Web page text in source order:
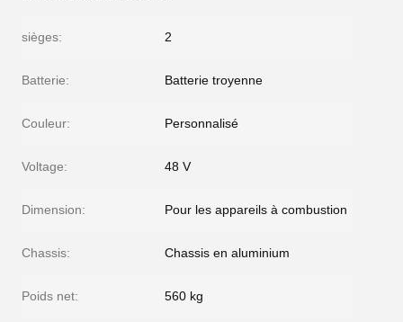
sièges: 2
Batterie: Batterie troyenne
Couleur: Personnalisé
Voltage: 48 V
Dimension: Pour les appareils à combustion
Chassis: Chassis en aluminium
Poids net: 560 kg